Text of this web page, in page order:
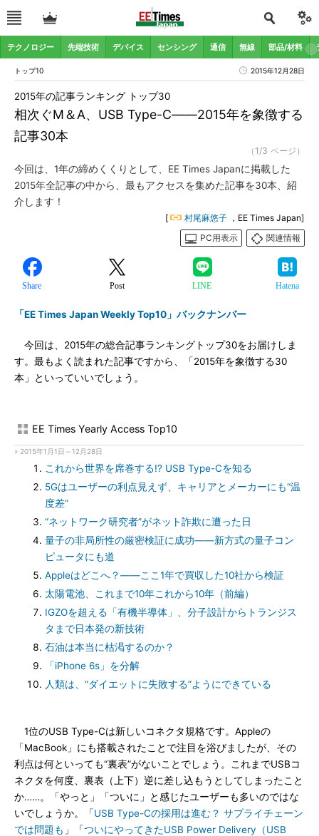
テクノロジー 先端技術 デバイス センシング 通信 無線 部品/材料
トップ10 2015年12月28日
相次ぐM＆A、USB Type-C――2015年を象徴する
記事30本
2015年の記事ランキング トップ30
（1/3 ページ）
今回は、1年の締めくくりとして、EE Times Japanに掲載した
2015年全記事の中から、最もアクセスを集めた記事を30本、紹
介します！
[ 村尾麻悠子 ，EE Times Japan]
PC用表示
関連情報
Share Post LINE Hatena
「EE Times Japan Weekly Top10」バックナンバー
今回は、2015年の総合記事ランキングトップ30をお届けしま
す。最もよく読まれた記事ですから、「2015年を象徴する30
本」といっていいでしょう。
EE Times Yearly Access Top10
» 2015年1月1日～12月28日
これから世界を席巻する!? USB Type-Cを知る
5Gはユーザーの利点見えず、キャリアとメーカーにも“温
度差”
“ネットワーク研究者”がネット詐欺に遭った日
量子の非局所性の厳密検証に成功――新方式の量子コン
ピュータにも道
Appleはどこへ？――ここ1年で買収した10社から検証
太陽電池、これまで10年これから10年（前編）
IGZOを超える「有機半導体」、分子設計からトランジス
タまで日本発の新技術
石油は本当に枯渇するのか？
「iPhone 6s」を分解
人類は、“ダイエットに失敗する”ようにできている
1位のUSB Type-Cは新しいコネクタ規格です。Appleの
「MacBook」にも搭載されたことで注目を浴びましたが、その
利点は何といっても“裏表”がないことでしょう。これまでUSBコ
ネクタを何度、裏表（上下）逆に差し込もうとしてしまったこと
か……。「やっと」「ついに」と感じたユーザーも多いのではな
いでしょうか。「USB Type-Cの採用は進む？ サプライチェーン
では問題も 」「ついにやってきたUSB Power Delivery（USB